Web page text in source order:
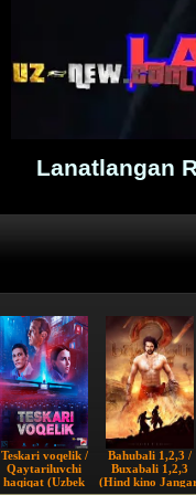
Lanatlangan
Teskari voqelik /
Qaytariluvchi
haqiqat (Uzbek
Bahubali 1,2,3 /
Buxabali 1,2,3
(Hind kino